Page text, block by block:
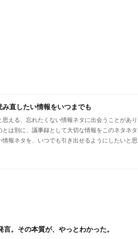
直したい情報をいつまでも
思える、忘れたくない情報ネタに出会うことが
とは別に、議事録として大切な情報をこのネタネ
報ネタを、いつでも引き出せるようにしたいと思
。その本質が、やっとわかった。